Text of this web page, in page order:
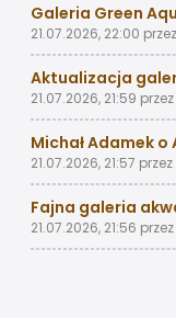
Galeria Green
21.07.2026, 22:00 przez
Aktualizacja
21.07.2026, 21:59 przez
Michał Adamek
21.07.2026, 21:57 przez
Fajna galeria
21.07.2026, 21:56 przez